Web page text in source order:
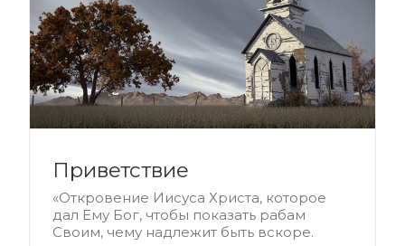
Приветствие
«Откровение Иисуса Христа, которое
дал Ему Бог, чтобы показать рабам
Своим, чему надлежит быть вскоре.